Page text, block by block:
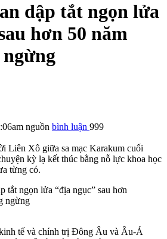
dập tắt ngọn lửa
hơn 50 năm
nguồn bình luận 999
Liên Xô giữa sa mạc Karakum cuối
kỳ lạ kết thúc bằng nỗ lực khoa học
từng có.
tế và chính trị Đông Âu và Âu-Á